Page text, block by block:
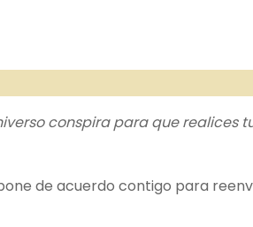
conspira para que realices
de acuerdo contigo para